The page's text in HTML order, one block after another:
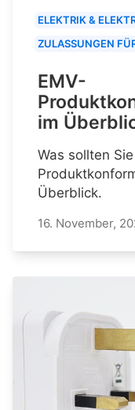
ELEKTRIK &
ZULASSUNGEN
EMV-
im
Was sollten
Überblick.
16. November,